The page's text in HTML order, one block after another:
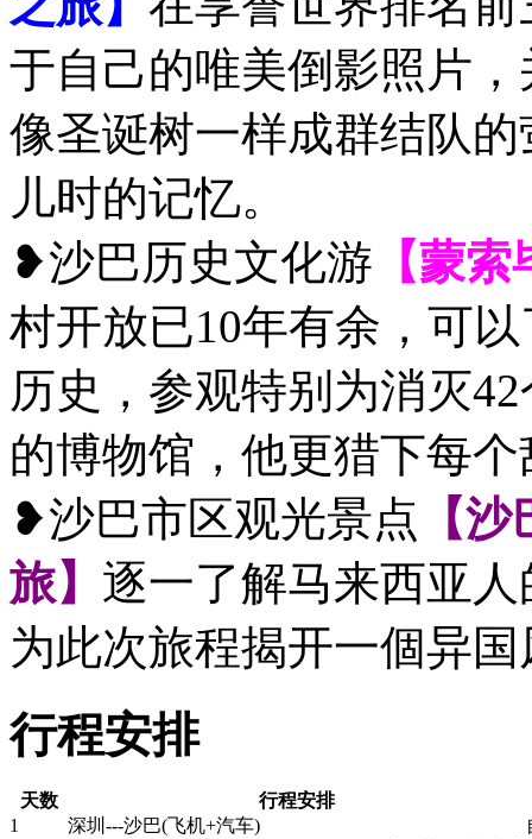
于自己的唯美倒影照片
像圣诞树一样成群结队
儿时的记忆。
❥沙巴历史文化游 【蒙
村开放已10年有余，可
历史，参观特别为消灭
的博物馆，他更猎下每
❥沙巴市区观光景点 【
旅】 逐一了解马来西亚
为此次旅程揭开一個异
行程安排
天数
行程安排
1
深圳---沙巴(飞机+汽车)